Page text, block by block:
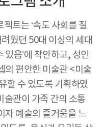
트는 ‘속도 사회를 질
웠던 50대 이상의 세대
있음’에 착안하고, 성인
의 편안한 미술관 <미술
할 수 있도록 기획하였
관이 가족 간의 소통
자 예술의 즐거움을 느